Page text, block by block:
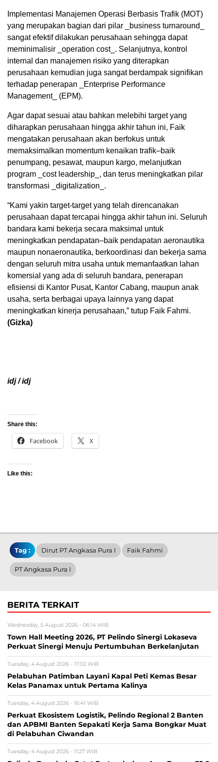
Implementasi Manajemen Operasi Berbasis Trafik (MOT)
yang merupakan bagian dari pilar _business turnaround_
sangat efektif dilakukan perusahaan sehingga dapat
meminimalisir _operation cost_. Selanjutnya, kontrol
internal dan manajemen risiko yang diterapkan
perusahaan kemudian juga sangat berdampak signifikan
terhadap penerapan _Enterprise Performance
Management_ (EPM).
Agar dapat sesuai atau bahkan melebihi target yang
diharapkan perusahaan hingga akhir tahun ini, Faik
mengatakan perusahaan akan berfokus untuk
memaksimalkan momentum kenaikan trafik–baik
penumpang, pesawat, maupun kargo, melanjutkan
program _cost leadership_, dan terus meningkatkan pilar
transformasi _digitalization_.
“Kami yakin target-target yang telah direncanakan
perusahaan dapat tercapai hingga akhir tahun ini. Seluruh
bandara kami bekerja secara maksimal untuk
meningkatkan pendapatan–baik pendapatan aeronautika
maupun nonaeronautika, berkoordinasi dan bekerja sama
dengan seluruh mitra usaha untuk memanfaatkan lahan
komersial yang ada di seluruh bandara, penerapan
efisiensi di Kantor Pusat, Kantor Cabang, maupun anak
usaha, serta berbagai upaya lainnya yang dapat
meningkatkan kinerja perusahaan,” tutup Faik Fahmi.
(Gizka)
idj / idj
Share this:
Facebook X
Like this:
Tag : Dirut PT Angkasa Pura I Faik Fahmi
PT Angkasa Pura I
BERITA TERKAIT
Wednesday, 5 August 2026 - 06:14 WIB
Town Hall Meeting 2026, PT Pelindo Sinergi Lokaseva
Perkuat Sinergi Menuju Pertumbuhan Berkelanjutan
Tuesday, 4 August 2026 - 17:02 WIB
Pelabuhan Patimban Layani Kapal Peti Kemas Besar
Kelas Panamax untuk Pertama Kalinya
Tuesday, 4 August 2026 - 16:41 WIB
Perkuat Ekosistem Logistik, Pelindo Regional 2 Banten
dan APBMI Banten Sepakati Kerja Sama Bongkar Muat
di Pelabuhan Ciwandan
Tuesday, 4 August 2026 - 11:27 WIB